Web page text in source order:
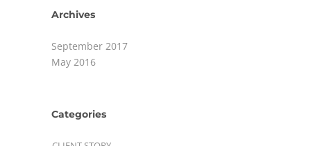
Archives
September 2017
May 2016
Categories